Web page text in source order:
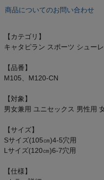
インフィット INFIT
サックス SAXX
オン On
スポーツマリオTOP
ベースボールマリオ（野球商品）
商品についてのお問い合わせ
【カテゴリ】
キャタピラン スポーツ シュー
【品番】
M105、M120-CN
【対象】
男女兼用 ユニセックス 男性用
【サイズ】
Sサイズ(105㎝)4-5穴用
Lサイズ(120㎝)6-7穴用
【仕様】